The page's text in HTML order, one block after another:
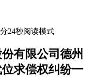
24秒阅读模式
有限公司德州
求偿权纠纷一